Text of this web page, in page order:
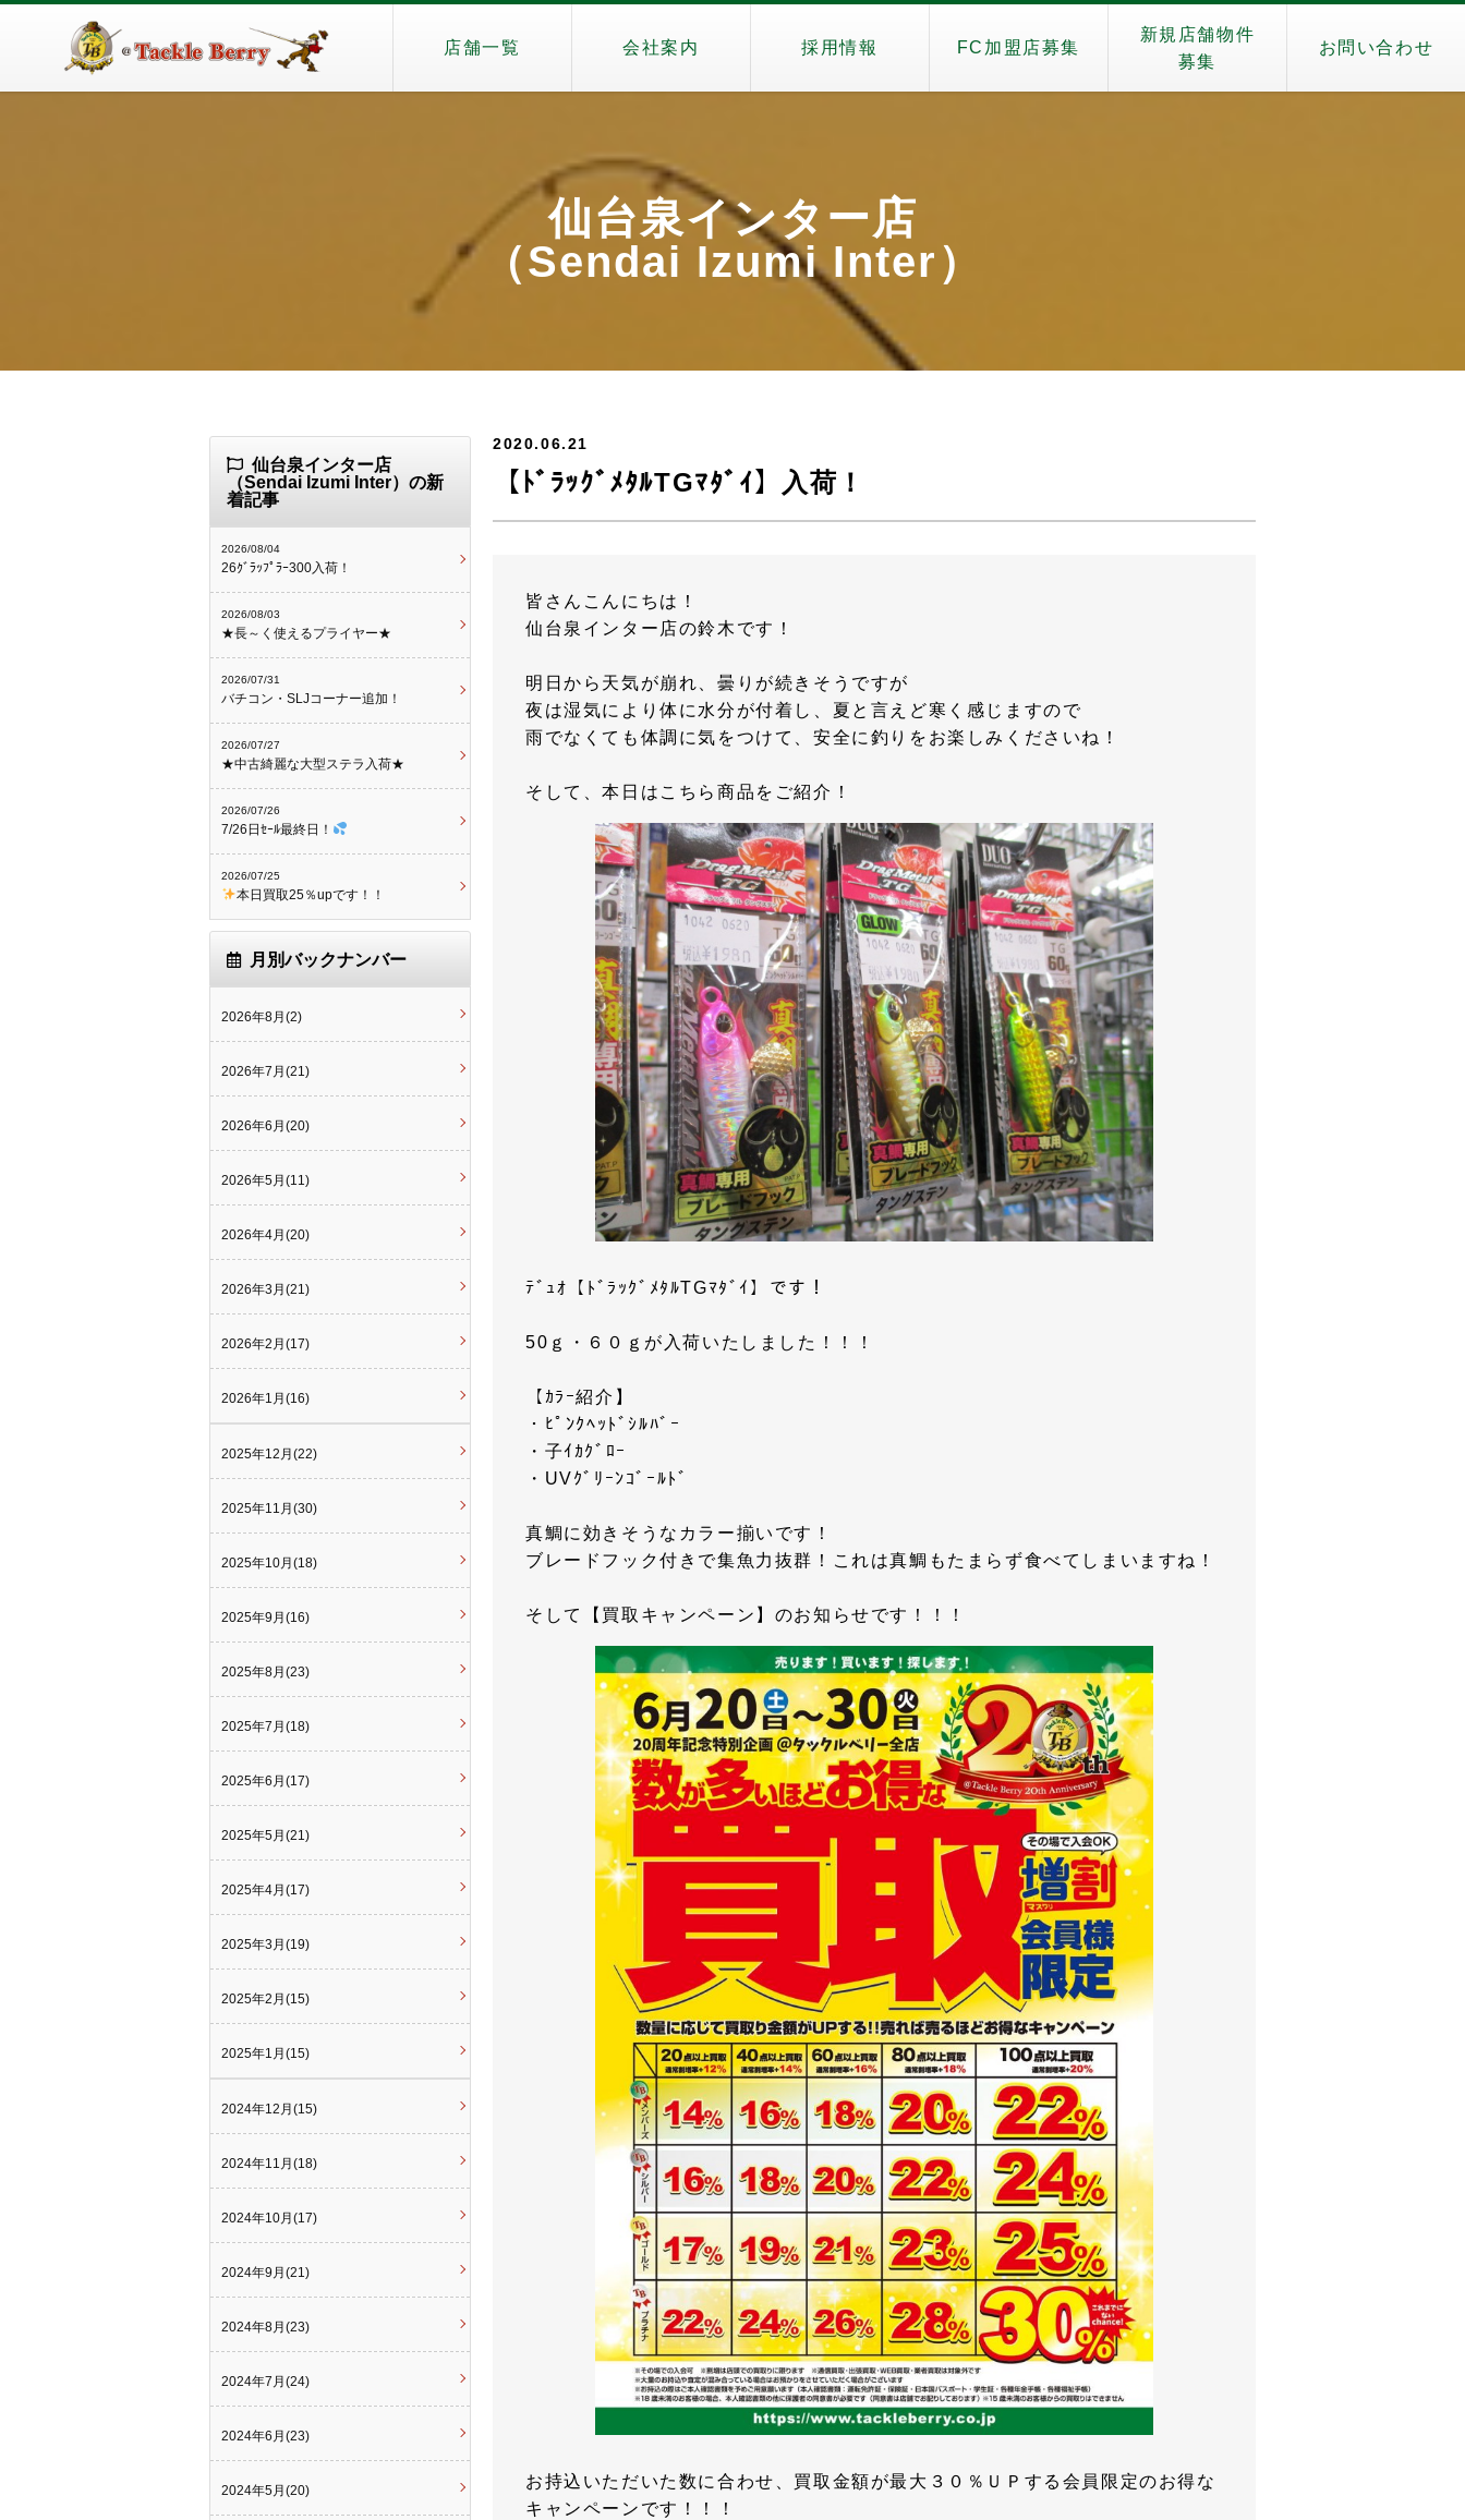
店舗一覧 会社案内 採用情報 FC加盟店募集
新規店舗物件
募集
お問い合わせ
仙台泉インター店
（Sendai Izumi Inter）
2020.06.21
【ﾄﾞﾗｯｸﾞﾒﾀﾙTGﾏﾀﾞｲ】入荷！
皆さんこんにちは！
仙台泉インター店の鈴木です！
明日から天気が崩れ、曇りが続きそうですが
夜は湿気により体に水分が付着し、夏と言えど寒く感じますので
雨でなくても体調に気をつけて、安全に釣りをお楽しみくださいね！
そして、本日はこちら商品をご紹介！
ﾃﾞｭｵ【ﾄﾞﾗｯｸﾞﾒﾀﾙTGﾏﾀﾞｲ】です！
50ｇ・６０ｇが入荷いたしました！！！
【ｶﾗｰ紹介】
・ﾋﾟﾝｸﾍｯﾄﾞｼﾙﾊﾞｰ
・子ｲｶｸﾞﾛｰ
・UVｸﾞﾘｰﾝｺﾞｰﾙﾄﾞ
真鯛に効きそうなカラー揃いです！
ブレードフック付きで集魚力抜群！これは真鯛もたまらず食べてしまいますね！
そして【買取キャンペーン】のお知らせです！！！
お持込いただいた数に合わせ、買取金額が最大３０％ＵＰする会員限定のお得な
キャンペーンです！！！
仙台泉インター店
（Sendai Izumi Inter）の新
着記事
2026/08/04
26ｸﾞﾗｯﾌﾟﾗｰ300入荷！
2026/08/03
★長～く使えるプライヤー★
2026/07/31
バチコン・SLJコーナー追加！
2026/07/27
★中古綺麗な大型ステラ入荷★
2026/07/26
7/26日ｾｰﾙ最終日！
2026/07/25
本日買取25％upです！！
月別バックナンバー
2026年8月(2)
2026年7月(21)
2026年6月(20)
2026年5月(11)
2026年4月(20)
2026年3月(21)
2026年2月(17)
2026年1月(16)
2025年12月(22)
2025年11月(30)
2025年10月(18)
2025年9月(16)
2025年8月(23)
2025年7月(18)
2025年6月(17)
2025年5月(21)
2025年4月(17)
2025年3月(19)
2025年2月(15)
2025年1月(15)
2024年12月(15)
2024年11月(18)
2024年10月(17)
2024年9月(21)
2024年8月(23)
2024年7月(24)
2024年6月(23)
2024年5月(20)